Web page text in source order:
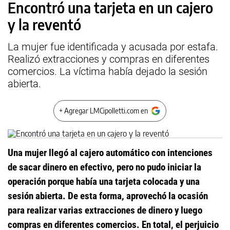
Encontró una tarjeta en un cajero
y la reventó
La mujer fue identificada y acusada por estafa.
Realizó extracciones y compras en diferentes
comercios. La víctima había dejado la sesión
abierta.
+ Agregar LMCipolletti.com en
Una mujer llegó al cajero automático con intenciones
de sacar dinero en efectivo, pero no pudo iniciar la
operación porque había una tarjeta colocada y una
sesión abierta. De esta forma, aprovechó la ocasión
para realizar varias extracciones de dinero y luego
compras en diferentes comercios. En total, el perjuicio